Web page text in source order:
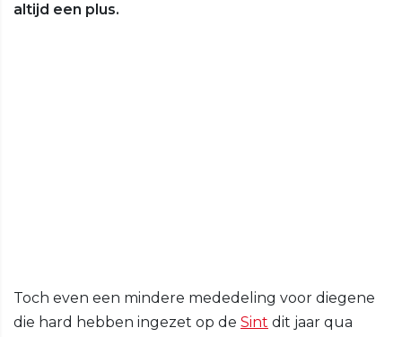
altijd een plus.
Toch even een mindere mededeling voor diegene
die hard hebben ingezet op de Sint dit jaar qua